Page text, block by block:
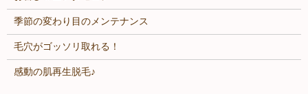
季節の変わり目のメンテナンス
毛穴がゴッソリ取れる！
感動の肌再生脱毛♪